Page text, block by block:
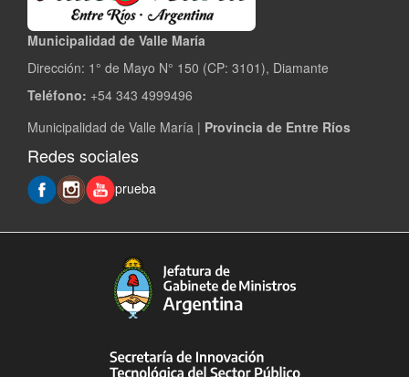
Municipalidad de Valle María
Dirección: 1° de Mayo N° 150 (CP: 3101), Diamante
Teléfono: +54 343 4999496
Municipalidad de Valle María | Provincia de Entre Ríos
Redes sociales
prueba